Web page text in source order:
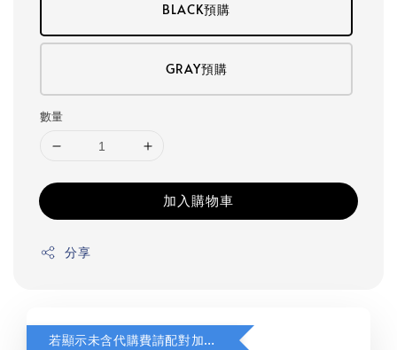
BLACK預購
GRAY預購
數量
加入購物車
分享
若顯示未含代購費請配對加購(未加購視同無效訂單)